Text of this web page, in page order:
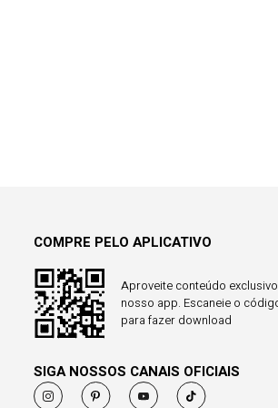
COMPRE PELO APLICATIVO
Aproveite conteúdo
nosso app. Escaneie o
para fazer download
SIGA NOSSOS CANAIS OFICIAIS